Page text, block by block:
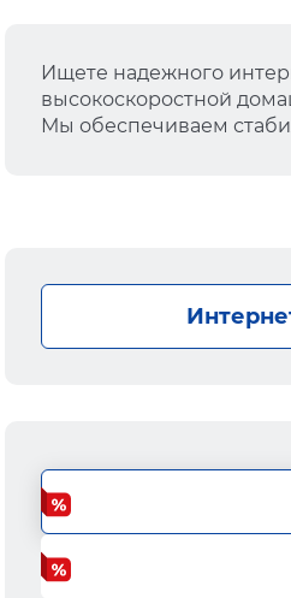
Ищете надежного
высокоскоростной
Мы обеспечиваем